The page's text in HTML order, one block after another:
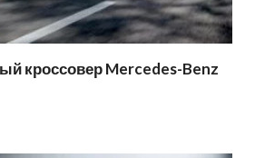
кроссовер Mercedes-Benz